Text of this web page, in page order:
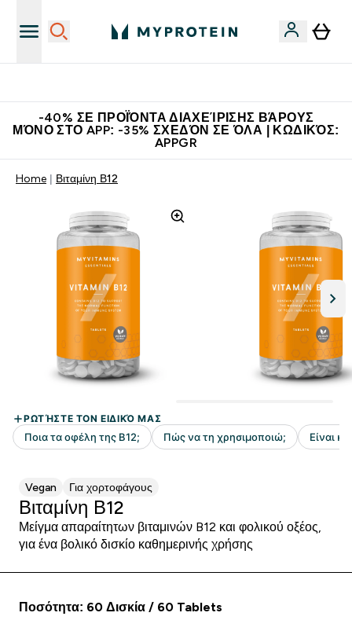
-40% ΣΕ ΠΡΟΪΌΝΤΑ ΔΙΑΧΕΊΡΙΣΗΣ ΒΆΡΟΥΣ
ΜΌΝΟ ΣΤΟ APP: -35% ΣΧΕΔΌΝ ΣΕ ΌΛΑ | ΚΩΔΙΚΌΣ:
APPGR
Home Βιταμίνη Β12
Vegan Για χορτοφάγους
Βιταμίνη Β12
Μείγμα απαραίτητων βιταμινών B12 και φολικού οξέος,
για ένα βολικό δισκίο καθημερινής χρήσης
Ποσότητα: 60 Δισκία / 60 Tablets